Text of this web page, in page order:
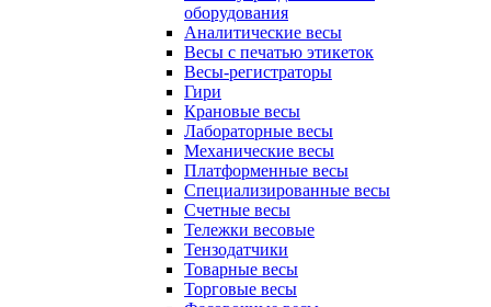
оборудования
Аналитические весы
Весы с печатью этикеток
Весы-регистраторы
Гири
Крановые весы
Лабораторные весы
Механические весы
Платформенные весы
Специализированные весы
Счетные весы
Тележки весовые
Тензодатчики
Товарные весы
Торговые весы